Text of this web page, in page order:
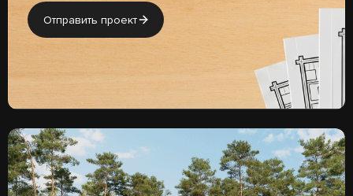
Отправить проект